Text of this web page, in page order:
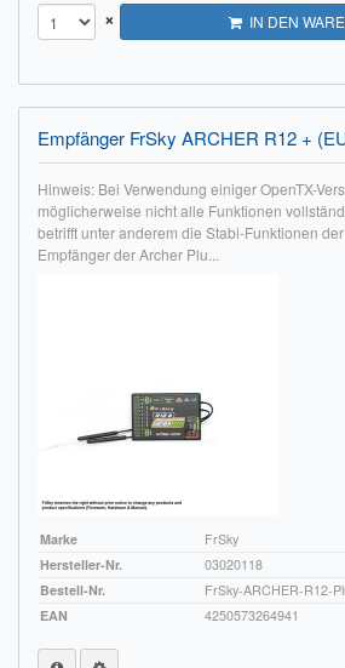
× IN DEN
Empfänger FrSky ARCHER R12 +
Hinweis: Bei Verwendung einiger OpenTX-
möglicherweise nicht alle Funktionen
betrifft unter anderem die Stabi-Funktionen
Empfänger der Archer Plu...
Marke
FrSky
Hersteller-Nr.
03020118
Bestell-Nr.
FrSky-ARCHER-R12-
EAN
4250573264941